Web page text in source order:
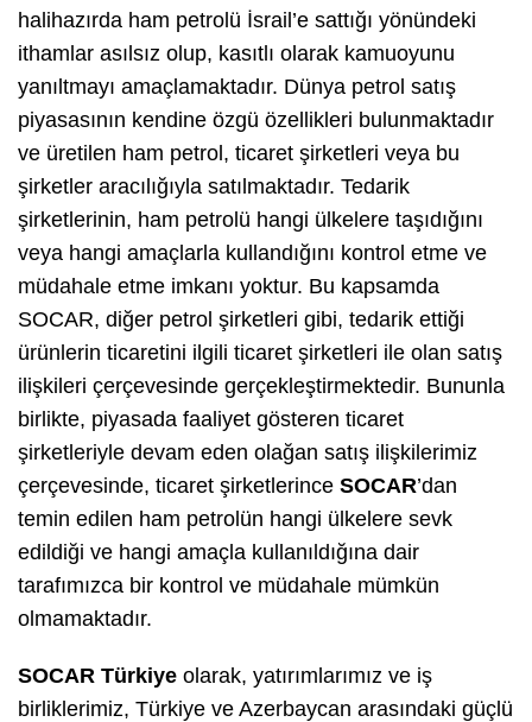
halihazırda ham petrolü İsrail’e sattığı yönündeki
ithamlar asılsız olup, kasıtlı olarak kamuoyunu
yanıltmayı amaçlamaktadır. Dünya petrol satış
piyasasının kendine özgü özellikleri bulunmaktadır
ve üretilen ham petrol, ticaret şirketleri veya bu
şirketler aracılığıyla satılmaktadır. Tedarik
şirketlerinin, ham petrolü hangi ülkelere taşıdığını
veya hangi amaçlarla kullandığını kontrol etme ve
müdahale etme imkanı yoktur. Bu kapsamda
SOCAR, diğer petrol şirketleri gibi, tedarik ettiği
ürünlerin ticaretini ilgili ticaret şirketleri ile olan satış
ilişkileri çerçevesinde gerçekleştirmektedir. Bununla
birlikte, piyasada faaliyet gösteren ticaret
şirketleriyle devam eden olağan satış ilişkilerimiz
çerçevesinde, ticaret şirketlerince SOCAR’dan
temin edilen ham petrolün hangi ülkelere sevk
edildiği ve hangi amaçla kullanıldığına dair
tarafımızca bir kontrol ve müdahale mümkün
olmamaktadır.
SOCAR Türkiye olarak, yatırımlarımız ve iş
birliklerimiz, Türkiye ve Azerbaycan arasındaki güçlü